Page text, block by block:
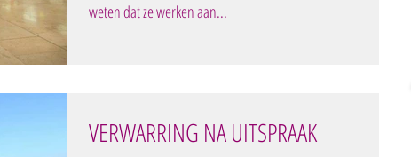
weten dat ze werken aan...
VERWARRING NA UITSPRAAK